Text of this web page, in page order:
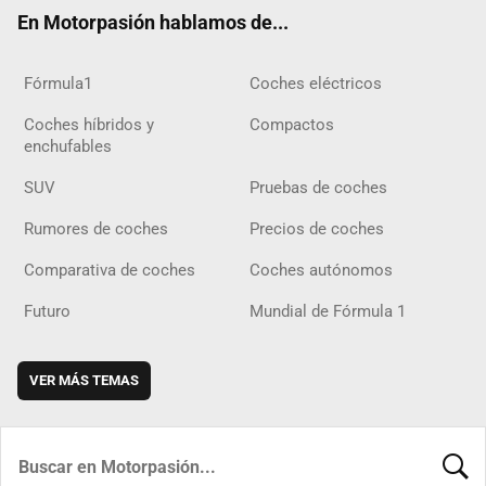
En Motorpasión hablamos de...
Fórmula1 Coches eléctricos
Coches híbridos y
enchufables
Compactos
SUV Pruebas de coches
Rumores de coches Precios de coches
Comparativa de coches Coches autónomos
Futuro Mundial de Fórmula 1
VER MÁS TEMAS